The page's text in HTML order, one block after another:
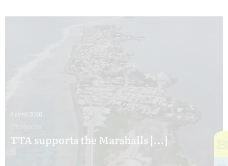
8 avril 2026
TTA supports the Marshalls [...]